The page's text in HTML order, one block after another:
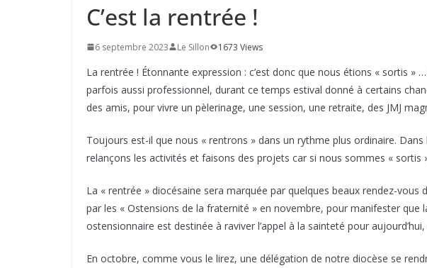
C’est la rentrée !
6 septembre 2023 Le Sillon 1673 Views
La rentrée ! Étonnante expression : c’est donc que nous étions « sortis »
parfois aussi professionnel, durant ce temps estival donné à certains
des amis, pour vivre un pèlerinage, une session, une retraite, des JMJ
Toujours est-il que nous « rentrons » dans un rythme plus ordinaire.
relançons les activités et faisons des projets car si nous sommes « sortis
La « rentrée » diocésaine sera marquée par quelques beaux rendez-vous
par les « Ostensions de la fraternité » en novembre, pour manifester que
ostensionnaire est destinée à raviver l’appel à la sainteté pour
En octobre, comme vous le lirez, une délégation de notre diocèse se